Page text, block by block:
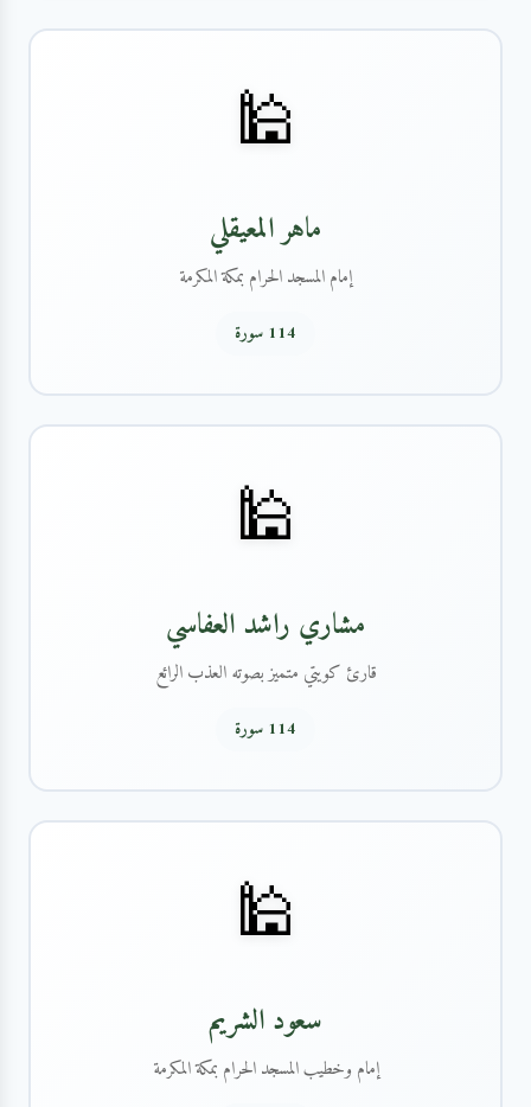
🕌
ماهر المعيقلي
إمام المسجد الحرام بمكة المكرمة
114 سورة
🕌
مشاري راشد العفاسي
قارئ كويتي متميز بصوته العذب الرائع
114 سورة
🕌
سعود الشريم
إمام وخطيب المسجد الحرام بمكة المكرمة